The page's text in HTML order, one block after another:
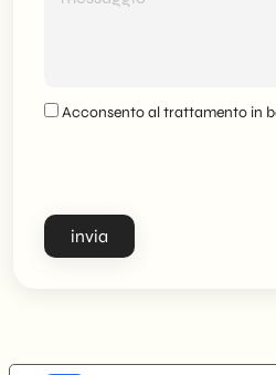
Acconsento al trattamento in